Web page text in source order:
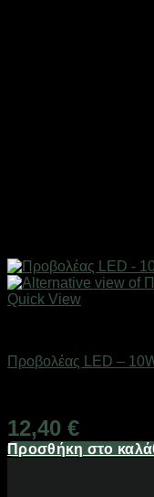
Quick View
Προβολέας LED –
12,40 €
Προσθήκη στο